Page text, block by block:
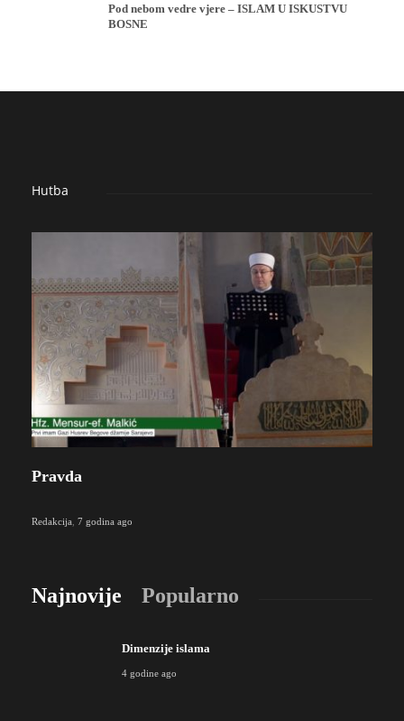
Pod nebom vedre vjere – ISLAM U ISKUSTVU
BOSNE
Hutba
Pravda
Redakcija 7 godina ago
Najnovije Popularno
Dimenzije islama
4 godine ago